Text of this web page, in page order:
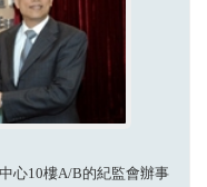
心10樓A/B的紀監會辦事